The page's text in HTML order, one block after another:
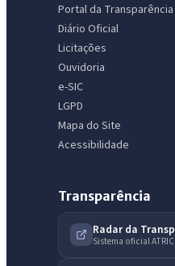
Portal da Transparência
Diário Oficial
Licitações
Ouvidoria
e-SIC
LGPD
Mapa do Site
Acessibilidade
Transparência
Radar da
Sistema oficial
IntGest AI
Assistente do Portal